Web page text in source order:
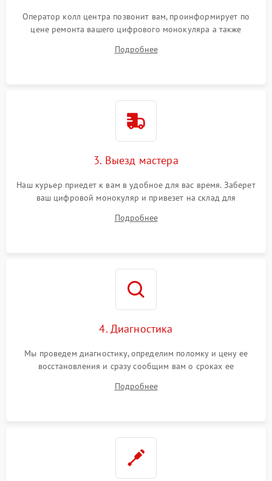
Оператор колл центра позвонит вам, проинформирует по
цене ремонта вашего цифрового монокуляра а также
Подробнее
3. Выезд мастера
Наш курьер приедет к вам в удобное для вас время. Заберет
ваш цифровой монокуляр и привезет на склад для
Подробнее
4. Диагностика
Мы проведем диагностику, определим поломку и цену ее
восстановления и сразу сообщим вам о сроках ее
Подробнее